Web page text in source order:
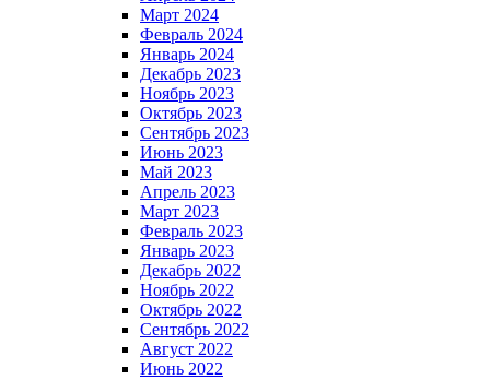
Март 2024
Февраль 2024
Январь 2024
Декабрь 2023
Ноябрь 2023
Октябрь 2023
Сентябрь 2023
Июнь 2023
Май 2023
Апрель 2023
Март 2023
Февраль 2023
Январь 2023
Декабрь 2022
Ноябрь 2022
Октябрь 2022
Сентябрь 2022
Август 2022
Июнь 2022